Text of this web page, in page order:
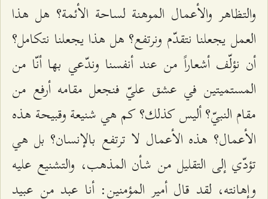
والتظاهر والأعمال الموهنة لساحة الأئمة؟ هل هذا
العمل يجعلنا نتقدّم ونرتفع؟ هل هذا يجعلنا نتكامل؟
أن نؤلّف أشعاراً من عند أنفسنا وندّعي بها أنّا من
المستميتين في عشق عليّ فنجعل مقامه أرفع من
مقام النبيّ؟ أليس كذلك؟ كم هي شنيعة وقبيحة هذه
الأعمال؟ هذه الأعمال لا ترتفع بالإنسان؟ بل هي
تؤدّي إلى التقليل من شأن المذهب، والتشنيع عليه
وإهانته، لقد قال أمير المؤمنين: أنا عبد من عبيد